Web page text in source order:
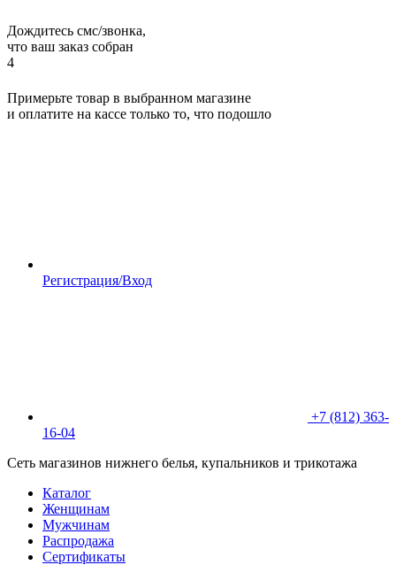
Дождитесь смс/звонка,
что ваш заказ собран
4
Примерьте товар в выбранном магазине
и оплатите на кассе только то, что подошло
Регистрация/Вход
+7 (812) 363-
16-04
Сеть магазинов нижнего белья, купальников и трикотажа
Каталог
Женщинам
Мужчинам
Распродажа
Сертификаты